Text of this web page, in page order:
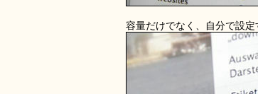
容量だけでなく、自分で設定